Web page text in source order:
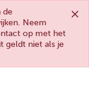
de
Neem
op met het
geldt niet als je